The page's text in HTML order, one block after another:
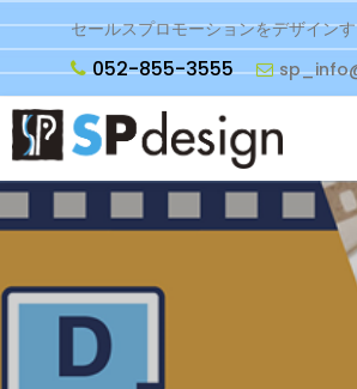
セールスプロモーションをデザイン
052-855-3555